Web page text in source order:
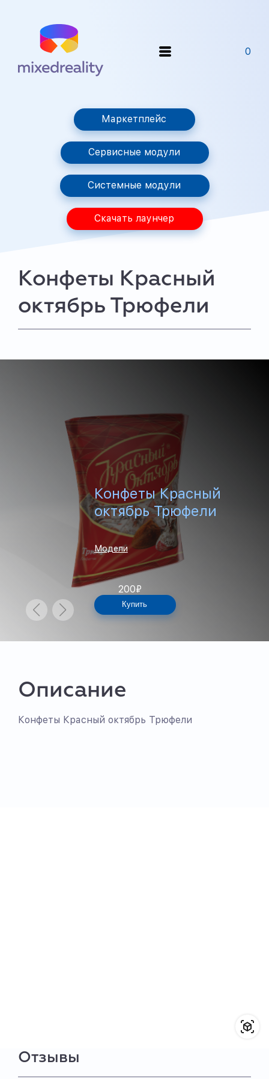
0
Маркетплейс
Сервисные модули
Системные модули
Скачать лаунчер
Конфеты Красный
октябрь Трюфели
Конфеты Красный
октябрь Трюфели
Модели
200₽
Купить
Описание
Конфеты Красный октябрь Трюфели
Отзывы